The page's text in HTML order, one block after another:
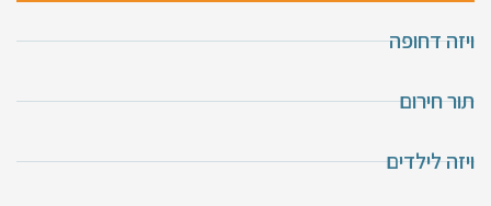
ויזה דחופה
תור חירום
ויזה לילדים